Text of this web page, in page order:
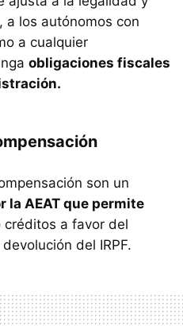
los autónomos con
a cualquier
obligaciones fiscales
son un
la AEAT que permite
créditos a favor del
del IRPF.